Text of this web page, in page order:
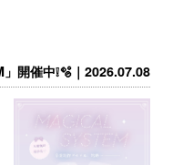
開催中❕🫧｜2026.07.08